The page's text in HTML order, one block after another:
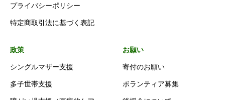
プライバシーポリシー
特定商取引法に基づく表記
政策
シングルマザー支援
多子世帯支援
お願い
寄付のお願い
ボランティア募集